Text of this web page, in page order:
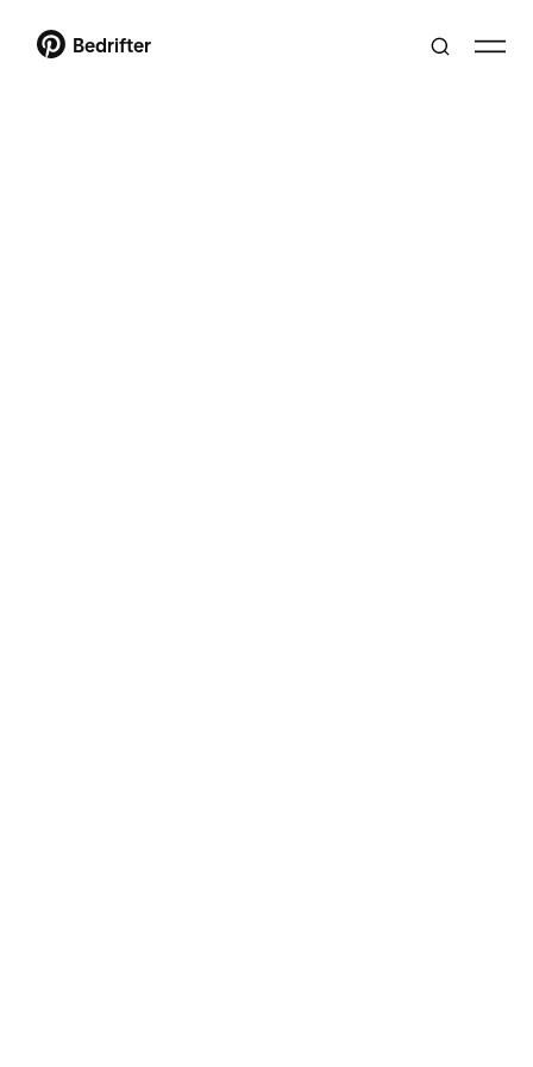
Bedrifter